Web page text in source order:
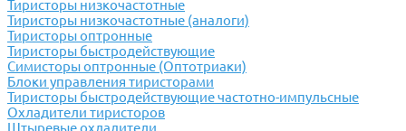
Тиристоры низкочастотные
Тиристоры низкочастотные (аналоги)
Тиристоры оптронные
Тиристоры быстродействующие
Симисторы оптронные (Оптотриаки)
Блоки управления тиристорами
Тиристоры быстродействующие частотно-импульсные
Охладители тиристоров
Штыревые охладители